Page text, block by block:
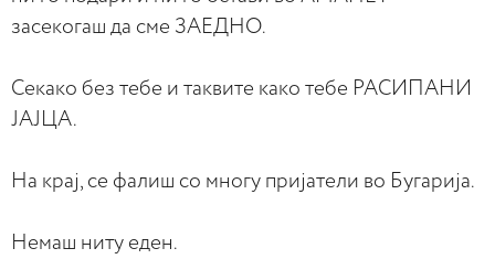
засекогаш да сме ЗАЕДНО.
Секако без тебе и таквите како тебе РАСИПАНИ
ЈАЈЦА.
На крај, се фалиш со многу пријатели во Бугарија.
Немаш ниту еден.